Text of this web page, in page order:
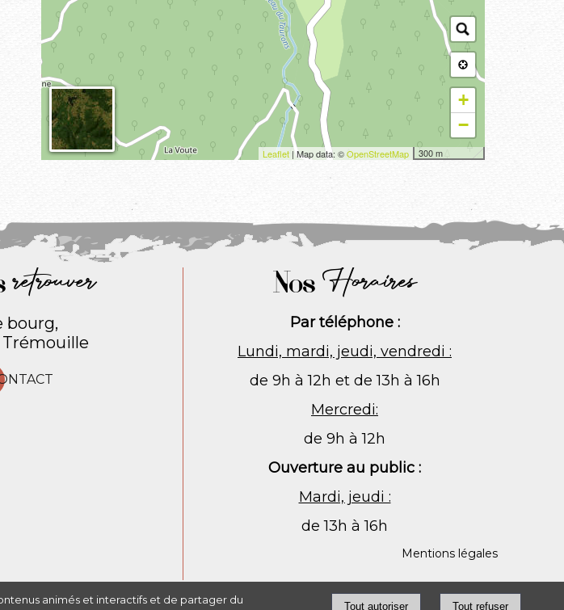
+
−
300 m
Leaflet | Map data: ©OpenStreetMap
retrouver
bourg,
Trémouille
NosHoraires
Par téléphone :
Lundi, mardi, jeudi, vendredi :
de 9h à 12h et de 13h à 16h
Mercredi:
de 9h à 12h
Ouverture au public :
Mardi, jeudi :
de 13h à 16h
Mentions légales
animés et interactifs et de partager du